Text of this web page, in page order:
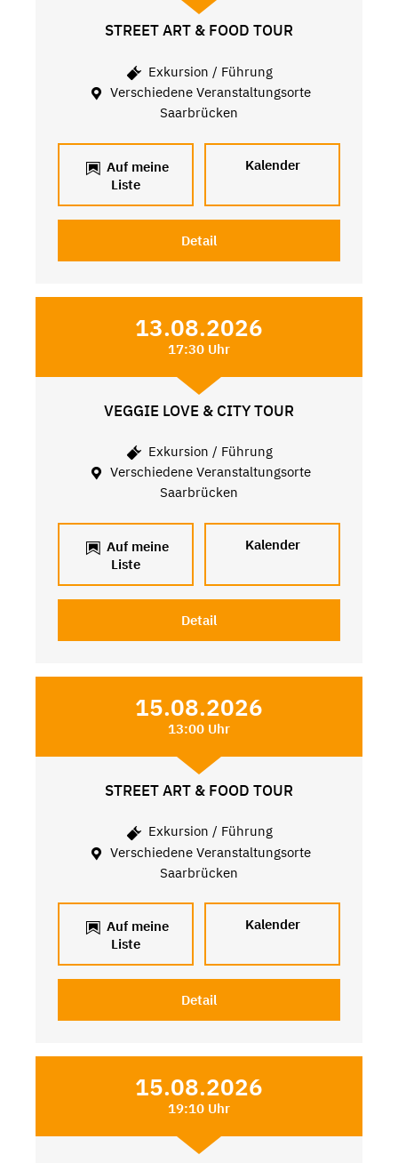
STREET ART & FOOD TOUR
Exkursion / Führung
Verschiedene Veranstaltungsorte
Saarbrücken
Auf meine
Liste
Kalender
Detail
13.08.2026
17:30 Uhr
VEGGIE LOVE & CITY TOUR
Exkursion / Führung
Verschiedene Veranstaltungsorte
Saarbrücken
Auf meine
Liste
Kalender
Detail
15.08.2026
13:00 Uhr
STREET ART & FOOD TOUR
Exkursion / Führung
Verschiedene Veranstaltungsorte
Saarbrücken
Auf meine
Liste
Kalender
Detail
15.08.2026
19:10 Uhr